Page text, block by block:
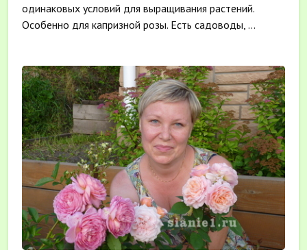
одинаковых условий для выращивания растений.
Особенно для капризной розы. Есть садоводы, ...